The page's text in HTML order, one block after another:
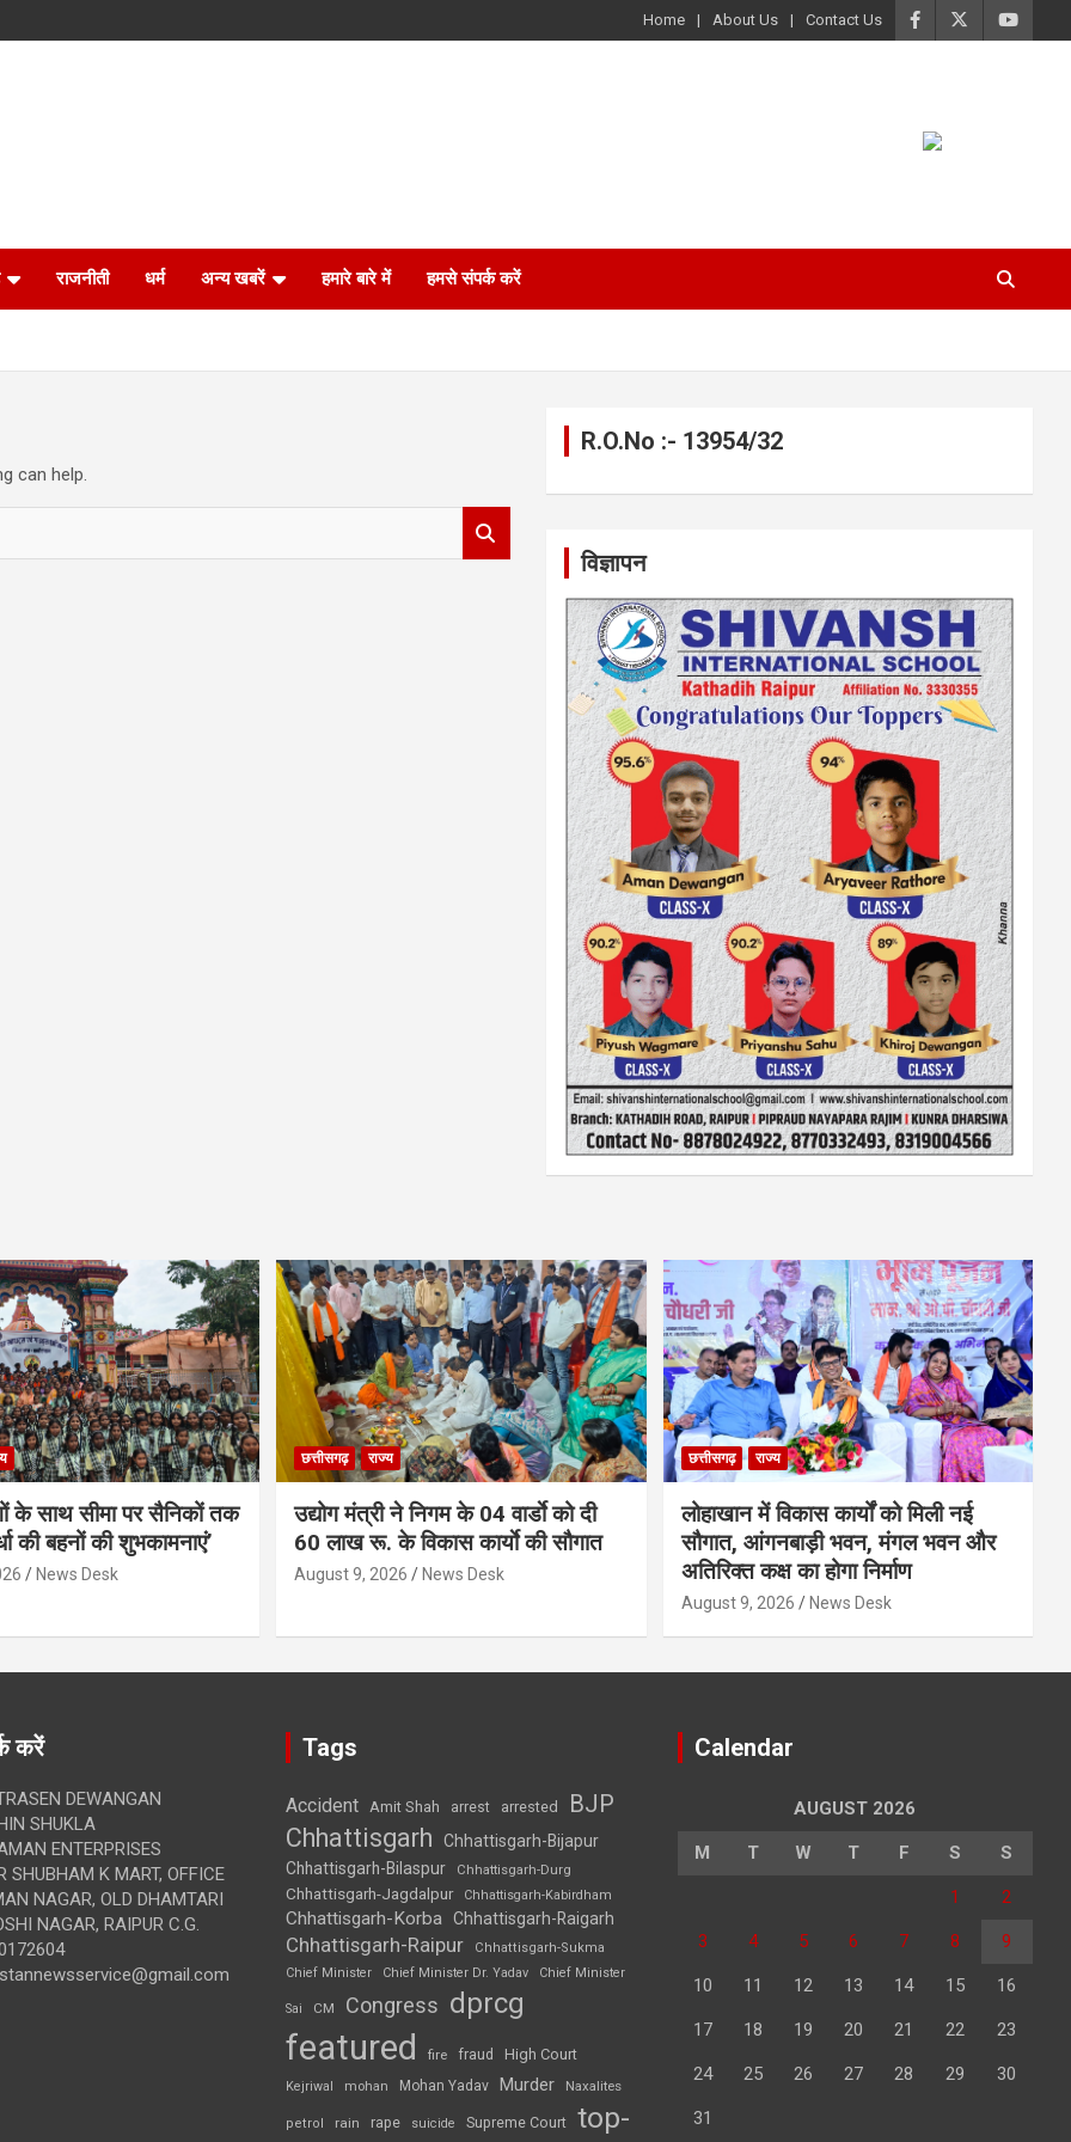
Home About Us Contact Us
राजनीती धर्म अन्य खबरें हमारे बारे में हमसे संपर्क करें
can help.
R.O.No :- 13954/32
विज्ञापन
के साथ सीमा पर सैनिकों तक
की बहनों की शुभकामनाएं’
News Desk
छत्तीसगढ़ राज्य
उद्योग मंत्री ने निगम के 04 वार्डाे को दी
60 लाख रू. के विकास कार्याे की सौगात
August 9, 2026 News Desk
छत्तीसगढ़ राज्य
लोहाखान में विकास कार्यों को मिली नई
सौगात, आंगनबाड़ी भवन, मंगल भवन और
अतिरिक्त कक्ष का होगा निर्माण
August 9, 2026 News Desk
करें
DEWANGAN
SHUKLA
ENTERPRISES
SHUBHAM K MART, OFFICE
NAGAR, OLD DHAMTARI
NAGAR, RAIPUR C.G.
Tags
Accident Amit Shah arrest arrested BJP
Chhattisgarh
Chhattisgarh-Bijapur
Chhattisgarh-Bilaspur
Chhattisgarh-Durg
Chhattisgarh-Jagdalpur Chhattisgarh-Kabirdham
Chhattisgarh-Korba Chhattisgarh-Raigarh
Chhattisgarh-Raipur
Chhattisgarh-Sukma
Chief Minister
Chief Minister Dr. Yadav Chief Minister
Sai CM Congress dprcg
featured fire fraud High Court
Kejriwal mohan Mohan Yadav Murder Naxalites
petrol rain rape suicide Supreme Court top-
Calendar
AUGUST 2026
M T W T F S S
1 2
3 4 5 6 7 8 9
10 11 12 13 14 15 16
17 18 19 20 21 22 23
24 25 26 27 28 29 30
31